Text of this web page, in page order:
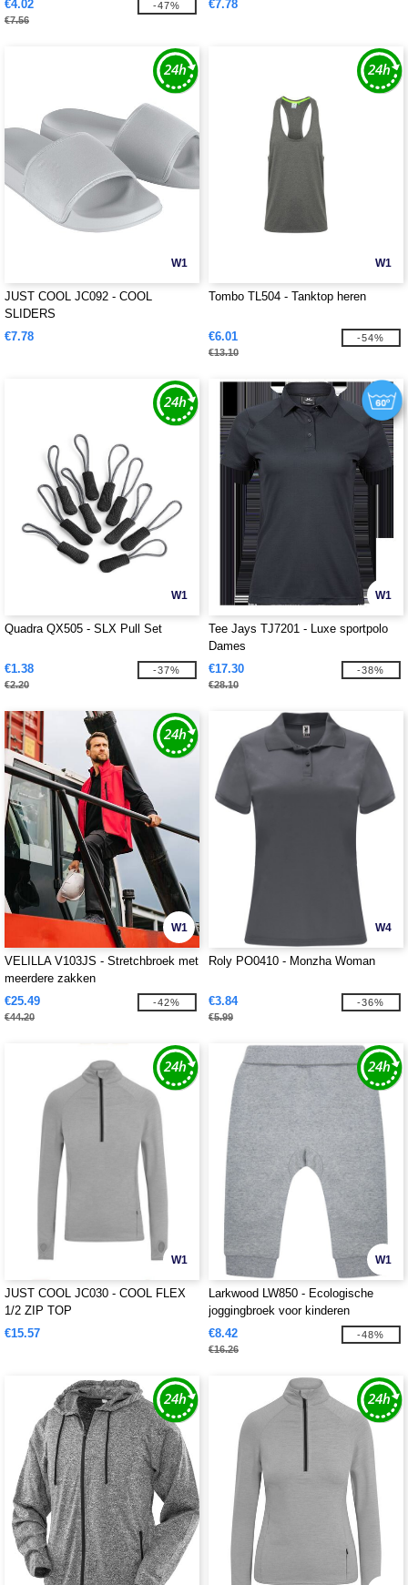
€4.02
€7.56
-47% €7.78
W1
JUST COOL JC092 - COOL
SLIDERS
€7.78
W1
Tombo TL504 - Tanktop heren
€6.01
€13.10
-54%
W1
Quadra QX505 - SLX Pull Set
€1.38
€2.20
-37%
W1
Tee Jays TJ7201 - Luxe sportpolo
Dames
€17.30
€28.10
-38%
W1
VELILLA V103JS - Stretchbroek met
meerdere zakken
€25.49
€44.20
-42%
W4
Roly PO0410 - Monzha Woman
€3.84
€5.99
-36%
W1
JUST COOL JC030 - COOL FLEX
1/2 ZIP TOP
€15.57
W1
Larkwood LW850 - Ecologische
joggingbroek voor kinderen
€8.42
€16.26
-48%